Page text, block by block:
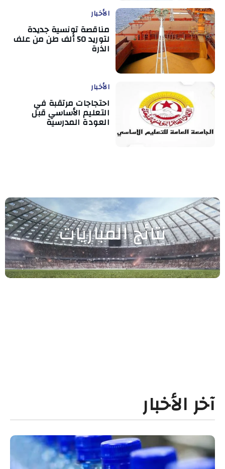
الأخبار
مناقصة تونسية جديدة
لتوريد 50 ألف طن من علف
الذرة
الأخبار
احتجاجات مرتقبة في
التعليم الأساسي قبل
العودة المدرسية
نتائج المباريات
آخر الأخبار